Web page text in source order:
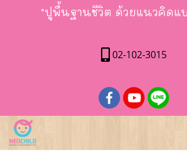
"ปูพื้นฐานชีวิต ด้วยแนวคิด
02-102-3015